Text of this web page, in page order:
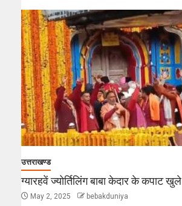
उत्तराखण्ड
ग्यारहवें ज्योर्तिलिंग बाबा केदार के कपाट खुले
May 2, 2025 bebakduniya